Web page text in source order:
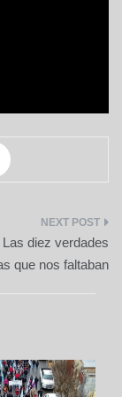
Las diez verdades
que nos faltaban